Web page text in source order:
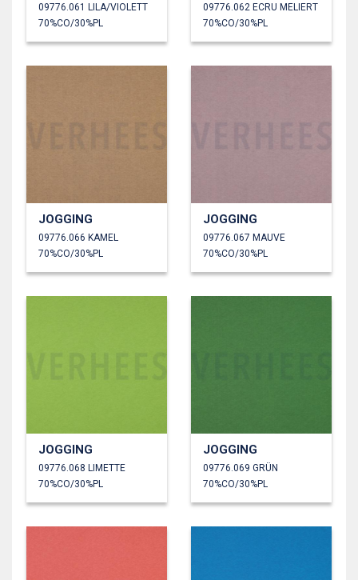
09776.061 LILA/VIOLETT
70%CO/30%PL
09776.062 ECRU MELIERT
70%CO/30%PL
JOGGING
09776.066 KAMEL
70%CO/30%PL
JOGGING
09776.067 MAUVE
70%CO/30%PL
JOGGING
09776.068 LIMETTE
70%CO/30%PL
JOGGING
09776.069 GRÜN
70%CO/30%PL